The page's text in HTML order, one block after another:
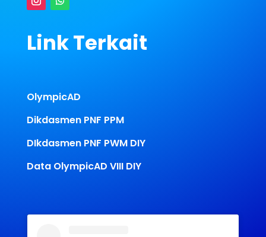
Link Terkait
OlympicAD
Dikdasmen PNF PPM
DIkdasmen PNF PWM DIY
Data OlympicAD VIII DIY